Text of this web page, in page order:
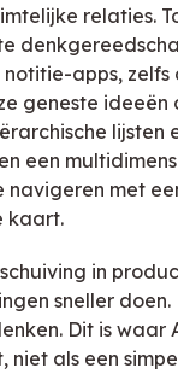
relaties.
apps, zelfs
geneste ideeën
lijsten
een
navigeren met
kaart.
in
sneller
Dit is waar
niet als een